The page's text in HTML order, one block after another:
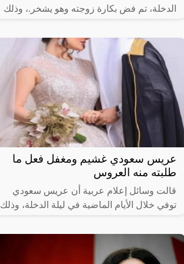
الدخلة، تم فض بكارة زوجته وهو يشخر.، وذلك
إلى منازلهم بقي العريس المحتاس وحيدا
عريس سعودي غشيم ومغفل فعل ما
طلبته منه العروس
قالت وسائل إعلام عربية أن عريس سعودي
توفي خلال الأيام الماضية في ليلة الدخلة، وذلك
فكانت نهايته صادمة وغير متوقعة.وفي